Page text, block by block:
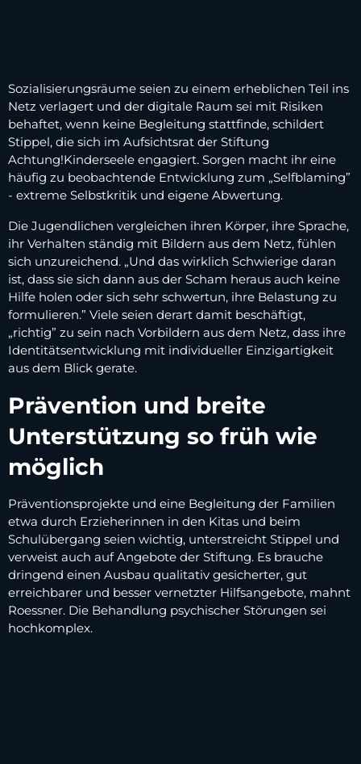
Sozialisierungsräume seien zu einem erheblichen Teil ins
Netz verlagert und der digitale Raum sei mit Risiken
behaftet, wenn keine Begleitung stattfinde, schildert
Stippel, die sich im Aufsichtsrat der Stiftung
Achtung!Kinderseele engagiert. Sorgen macht ihr eine
häufig zu beobachtende Entwicklung zum „Selfblaming”
- extreme Selbstkritik und eigene Abwertung.
Die Jugendlichen vergleichen ihren Körper, ihre Sprache,
ihr Verhalten ständig mit Bildern aus dem Netz, fühlen
sich unzureichend. „Und das wirklich Schwierige daran
ist, dass sie sich dann aus der Scham heraus auch keine
Hilfe holen oder sich sehr schwertun, ihre Belastung zu
formulieren.” Viele seien derart damit beschäftigt,
„richtig” zu sein nach Vorbildern aus dem Netz, dass ihre
Identitätsentwicklung mit individueller Einzigartigkeit
aus dem Blick gerate.
Prävention und breite
Unterstützung so früh wie
möglich
Präventionsprojekte und eine Begleitung der Familien
etwa durch Erzieherinnen in den Kitas und beim
Schulübergang seien wichtig, unterstreicht Stippel und
verweist auch auf Angebote der Stiftung. Es brauche
dringend einen Ausbau qualitativ gesicherter, gut
erreichbarer und besser vernetzter Hilfsangebote, mahnt
Roessner. Die Behandlung psychischer Störungen sei
hochkomplex.